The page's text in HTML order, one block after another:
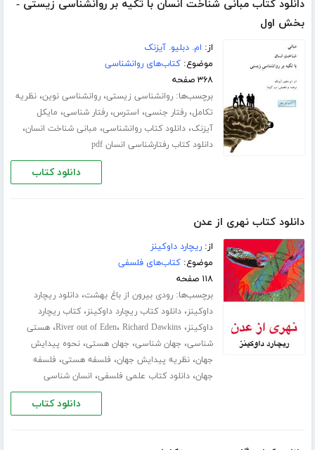
دانلود کتاب مبانی شناخت انسان با تکیه بر روانشناسی زیستی -
بخش اول
از: ام. دبلیو. آیزنک
موضوع:کتاب‌های روانشناسی
۳۶۸ صفحه
برچسب‌ها:روانشناسی زیستی،روانشناسی نوین،نظریه
تکامل،رفتار جنسی، استرس،رفتار شناسی، مایکل
آیزنک،دانلود کتاب روانشناسی، مبانی شناخت انسان،
دانلود کتاب رفتارشناسی انسان pdf
دانلود کتاب
دانلود کتاب نهری از عدن
از:ریچارد داوکینز
موضوع:کتاب‌های فلسفی
۱۱۸ صفحه
برچسب‌ها:رودی بیرون از باغ بهشت،دانلود ریچارد
داوکینز،دانلود کتاب ریچارد داوکینز،کتاب ریچارد
داوکینز، River out of Eden، Richard Dawkins ،هستی
شناسی، جهان شناسی، جهان هستی،نحوه پیدایش
جهان،نظریه پیدایش جهان، فلسفه هستی، فلسفه
جهان،دانلود کتاب علمی فلسفی، انسان شناسی
دانلود کتاب